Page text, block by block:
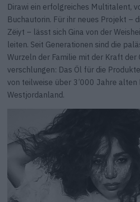
Dirawi ein erfolgreiches Multitalent,
Buchautorin. Für ihr neues Projekt –
Zëiyt – lässt sich Gina von der
leiten. Seit Generationen sind die
Wurzeln der Familie mit der Kraft der
verschlungen: Das Öl für die
von teilweise über 3’000 Jahre alten
Westjordanland.